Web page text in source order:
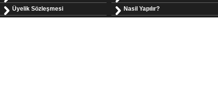
Üyelik Sözleşmesi
Nasil Yapılır?